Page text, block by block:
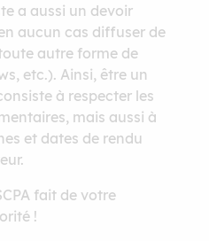
a aussi un devoir
aucun cas diffuser de
autre forme de
etc.). Ainsi, être un
à respecter les
mais aussi à
et dates de rendu
fait de votre
!